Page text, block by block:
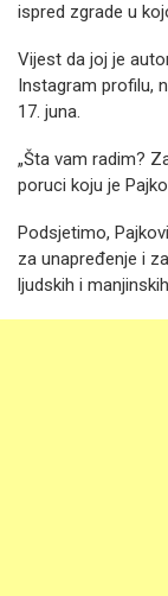
ispred zgrade u
Vijest da joj je
Instagram profilu,
17. juna.
„Šta vam radim?
poruci koju je
Podsjetimo,
za unapređenje i
ljudskih i